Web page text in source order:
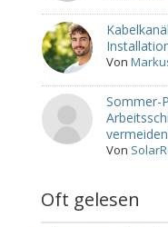
Von
Sommer-
Von
Oft gelesen